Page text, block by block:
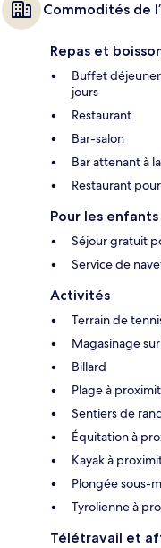
Commodités de
Repas et
Buffet
jours
Restaurant
Bar-salon
Bar attenant à
Restaurant
Pour les enfants
Séjour gratuit
Service de
Activités
Terrain de
Magasinage
Billard
Plage à
Sentiers de
Équitation à
Kayak à
Plongée sous-
Tyrolienne à
Télétravail et